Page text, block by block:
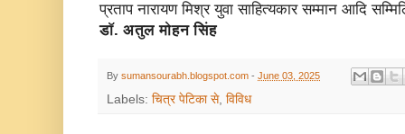
प्रताप नारायण मिश्र युवा साहित्यकार सम्मान आदि
डॉ. अतुल मोहन सिंह
By sumansourabh.blogspot.com - June 03, 2025
Labels: चित्र पेटिका से, विविध